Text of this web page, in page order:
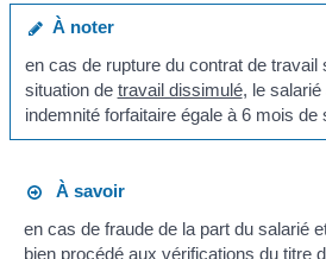
À noter
en cas de rupture du contrat de travail
situation de travail dissimulé, le salarié
indemnité forfaitaire égale à 6 mois de
À savoir
en cas de fraude de la part du salarié
bien procédé aux vérifications du titre